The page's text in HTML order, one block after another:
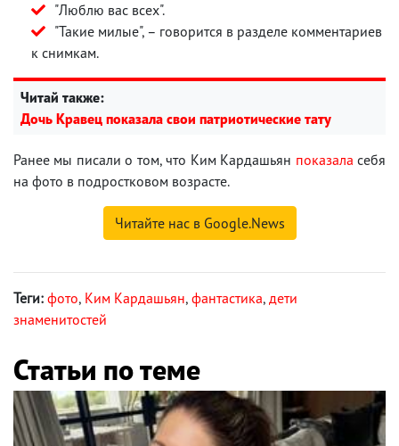
"Люблю вас всех".
"Такие милые", – говорится в разделе комментариев
к снимкам.
Читай также:
Дочь Кравец показала свои патриотические тату
Ранее мы писали о том, что Ким Кардашьян показала себя
на фото в подростковом возрасте.
Читайте нас в Google.News
Теги: фото, Ким Кардашьян, фантастика, дети
знаменитостей
Статьи по теме